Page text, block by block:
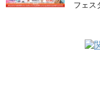
フェス